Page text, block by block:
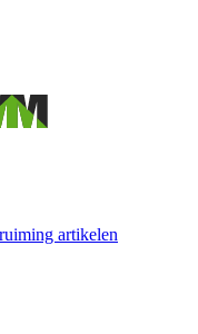
artikelen